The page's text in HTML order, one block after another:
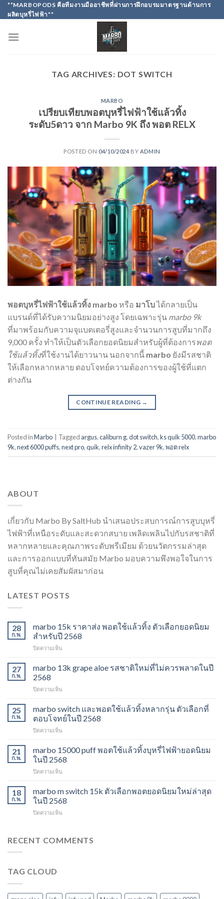
Skip
to
**MARBOPODS คือทีมงานมืออาชีพที่ผ่านการฝึกอบรมมาตรฐานด้านการ
ผลิตบุหรี่ไฟฟ้า**
TAG ARCHIVES: DOT SWITCH
MARBO
เปรียบเทียบพอตบุหรี่ไฟฟ้าใช้แล้วทิ้ง
ระดับ5ดาว จาก Marbo 9K ถึง พอต RELX
POSTED ON 04/10/2024 BY ADMIN
พอตบุหรี่ไฟฟ้าใช้แล้วทิ้ง marbo หรือ มาโบได้กลายเป็น
แบรนด์ที่ได้รับความนิยมอย่างสูง โดยเฉพาะรุ่น marbo 9k
ที่มาพร้อมกับความจุแบตเตอรี่สูงและจำนวนการสูบที่มากถึง
9,000 ครั้ง ทำให้เป็นตัวเลือกยอดนิยมสำหรับผู้ที่ต้องการพอต
ใช้แล้วทิ้งที่ใช้งานได้ยาวนาน นอกจากนี้ marbo ยังมีรสชาติ
ให้เลือกหลากหลาย ตอบโจทย์ความต้องการของผู้ใช้ที่แตก
ต่างกัน
CONTINUE READING →
Posted inMarbo Tagged argus,caliburn g,dot switch,ks quik 5000,marbo
9k,next 6000 puffs,next pro,quik,relx infinity 2,vazer 9k,พอต relx
ABOUT
เกี่ยวกับ Marbo By SaltHub นำเสนอประสบการณ์การสูบบุหรี่
ไฟฟ้าที่เหนือระดับและสะดวกสบาย เพลิดเพลินไปกับรสชาติที่
หลากหลายและคุณภาพระดับพรีเมียม ด้วยนวัตกรรมล่าสุด
และการออกแบบที่ทันสมัย Marbo มอบความพึงพอใจในการ
สูบที่คุณไม่เคยสัมผัสมาก่อน
LATEST POSTS
28
ก.พ.
marbo 15k ราคาส่ง พอตใช้แล้วทิ้ง ตัวเลือกยอดนิยม
สำหรับปี 2568
ปิดความเห็น
15k
ราคา
พอต
แล้ว
ทิ้ง
เลือก
นิยม
สำหรับ
2568
27
ก.พ.
marbo 13k grape aloe รสชาติใหม่ที่ไม่ควรพลาดในปี
2568
ปิดความเห็น
13k
grape
aloe
รสชาติ
ที่
ไม่
พลาด
2568
25
ก.พ.
marbo switch และพอตใช้แล้วทิ้งหลากรุ่น ตัวเลือกที่
ตอบโจทย์ในปี 2568
ปิดความเห็น
switch
และ
พอต
ใช้
ทิ้ง
หลาก
ตัว
ตอบ
21
ก.พ.
marbo 15000 puff พอตใช้แล้วทิ้งบุหรี่ไฟฟ้ายอดนิยม
ในปี 2568
ปิดความเห็น
15000
puff
พอต
ใช้
บุหรี่
18
ก.พ.
marbo m switch 15k ตัวเลือกพอตยอดนิยมใหม่ล่าสุด
ในปี 2568
ปิดความเห็น
switch
นิยม
RECENT COMMENTS
TAG CLOUD